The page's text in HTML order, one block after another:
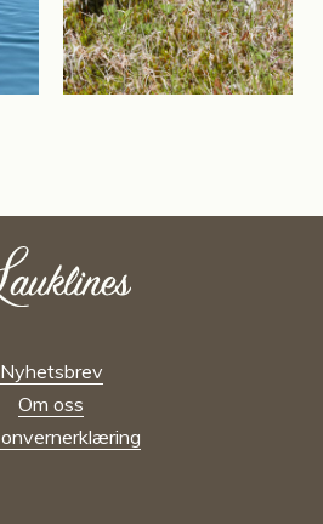
Nyhetsbrev
Om oss